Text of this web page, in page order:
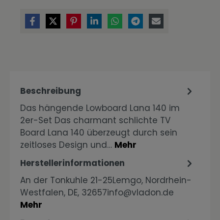
Beschreibung
Das hängende Lowboard Lana 140 im
2er-Set Das charmant schlichte TV
Board Lana 140 überzeugt durch sein
zeitloses Design und… Mehr
Herstellerinformationen
An der Tonkuhle 21-25Lemgo, Nordrhein-
Westfalen, DE, 32657info@vladon.de
Mehr